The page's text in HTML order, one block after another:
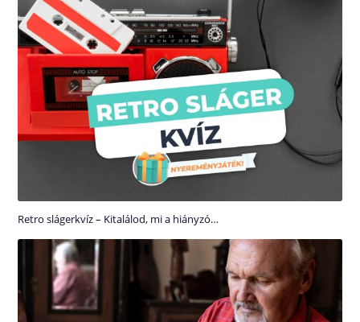
Retro slágerkvíz – Kitalálod, mi a hiányzó…